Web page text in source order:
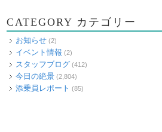
CATEGORY カテゴリー
お知らせ (2)
イベント情報 (2)
スタッフブログ (412)
今日の絶景 (2,804)
添乗員レポート (85)